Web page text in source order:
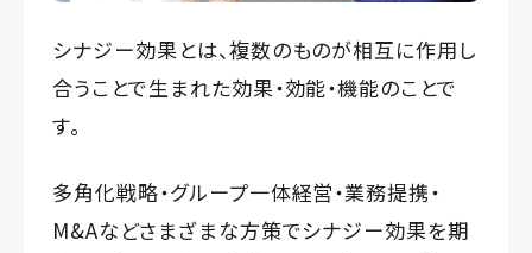
シナジー効果とは、複数のものが相互に作用し
合うことで生まれた効果・効能・機能のことで
す。
多角化戦略・グループ一体経営・業務提携・
M&Aなどさまざまな方策でシナジー効果を期